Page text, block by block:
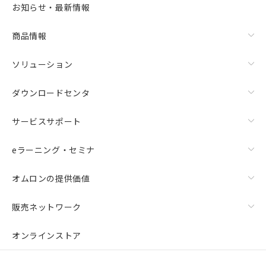
お知らせ・最新情報
商品情報
ソリューション
ダウンロードセンタ
サービスサポート
eラーニング・セミナ
オムロンの提供価値
販売ネットワーク
オンラインストア